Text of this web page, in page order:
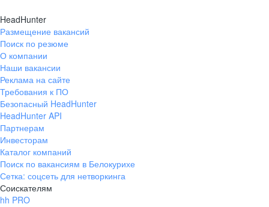
HeadHunter
Размещение вакансий
Поиск по резюме
О компании
Наши вакансии
Реклама на сайте
Требования к ПО
Безопасный HeadHunter
HeadHunter API
Партнерам
Инвесторам
Каталог компаний
Поиск по вакансиям в Белокурихе
Сетка: соцсеть для нетворкинга
Соискателям
hh PRO